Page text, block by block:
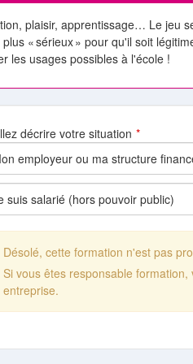
plaisir, apprentissage… Le jeu
«sérieux» pour qu'il soit lé
les usages possibles à l'école !
décrire votre situation
Désolé, cette formation n'est pas
Si vous êtes responsable
entreprise.